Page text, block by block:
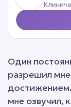
Один
разрешил
мне озвучил,